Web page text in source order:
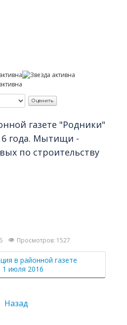
газете "Родники"
года. Мытищи -
по строительству
Просмотров: 1527
в районной газете
июля 2016
Назад